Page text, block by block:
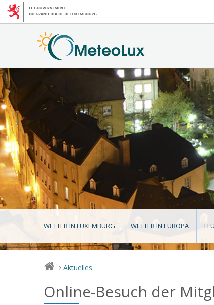
WETTER IN LUXEMBURG WETTER IN EUROPA
> Aktuelles
Online-Besuch der